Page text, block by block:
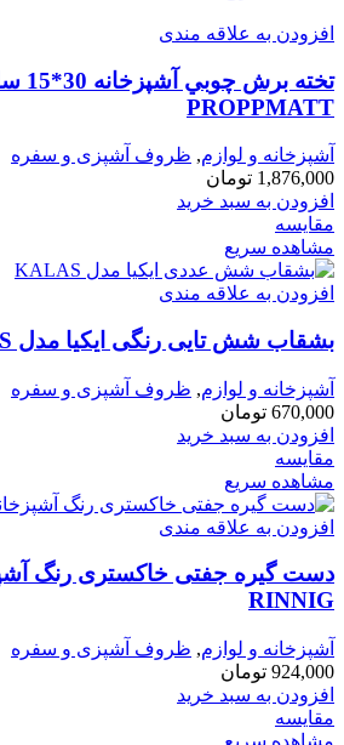
افزودن به علاقه مندی
تخته برش
PROPPMATT
آشپزخانه و لوازم, ظروف آشپزی و سفره
1,876,000 تومان
افزودن به سبد خرید
مقایسه
مشاهده سریع
افزودن به علاقه مندی
بشقاب شش تایی رنگی ایکیا مدل KALAS
آشپزخانه و لوازم, ظروف آشپزی و سفره
670,000 تومان
افزودن به سبد خرید
مقایسه
مشاهده سریع
افزودن به علاقه مندی
دست گیره جفتی خاكستری رنگ
RINNIG
آشپزخانه و لوازم, ظروف آشپزی و سفره
924,000 تومان
افزودن به سبد خرید
مقایسه